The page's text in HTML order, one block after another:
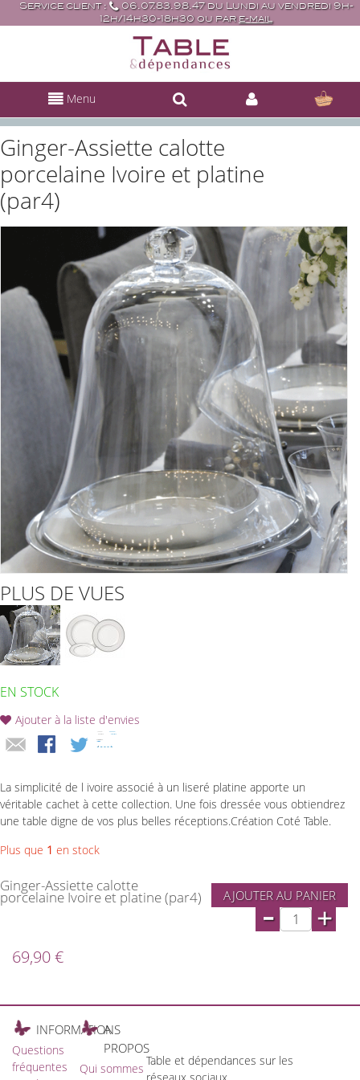
Service client :
06.07.83.98.47 du Lundi au vendredi 9h-
12h/14h30-18h30 ou par e-mail
Menu
Ginger-Assiette calotte
porcelaine Ivoire et platine
(par4)
PLUS DE VUES
EN STOCK
Ajouter à la liste d'envies
La simplicité de l ivoire associé à un liseré platine apporte un
véritable cachet à cette collection. Une fois dressée vous obtiendrez
une table digne de vos plus belles réceptions.Création Coté Table.
Plus que 1 en stock
Ginger-Assiette calotte
porcelaine Ivoire et platine (par4) AJOUTER AU PANIER
- +
69,90 €
INFORMATIONS
Questions
fréquentes
A
PROPOS
Qui sommes
Table et dépendances sur les